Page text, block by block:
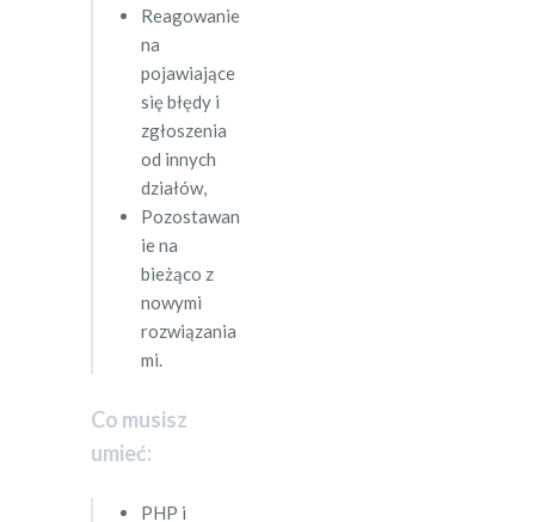
Reagowanie
na
pojawiające
się błędy i
zgłoszenia
od innych
działów,
Pozostawan
ie na
bieżąco z
nowymi
rozwiązania
mi.
Co musisz
umieć:
PHP i